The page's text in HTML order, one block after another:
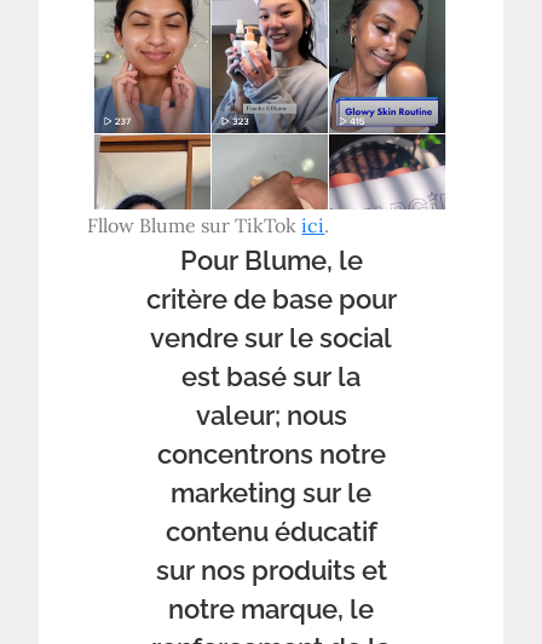
Fllow Blume sur TikTokici.
Pour Blume, le
critère de base pour
vendre sur le social
est basé sur la
valeur; nous
concentrons notre
marketing sur le
contenu éducatif
sur nos produits et
notre marque, le